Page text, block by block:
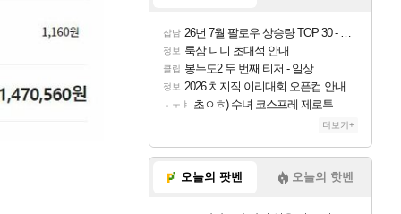
잡담 26년 7월 팔로우 상승량 TOP 30 - 월간 치지직
정보 룩삼 니니 초대석 안내
클립 봉누도2 두 번째 티저 - 일상
정보 2026 치지직 이리대회 오픈컵 안내
ㅗㅜㅑ 초ㅇㅎ) 수녀 코스프레 제로투
더보기+
오늘의 팟벤 오늘의 핫벤